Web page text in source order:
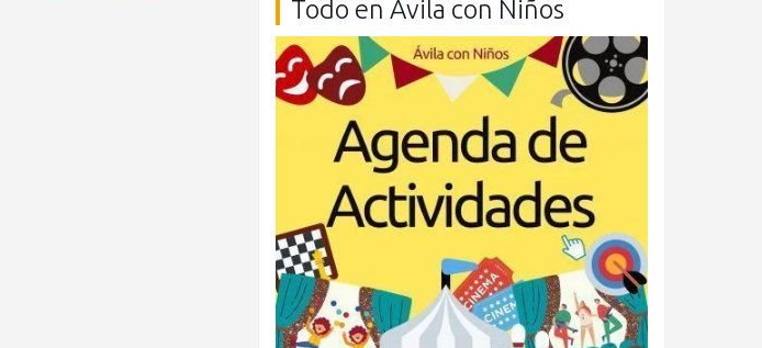
Todo en Ávila con Niños